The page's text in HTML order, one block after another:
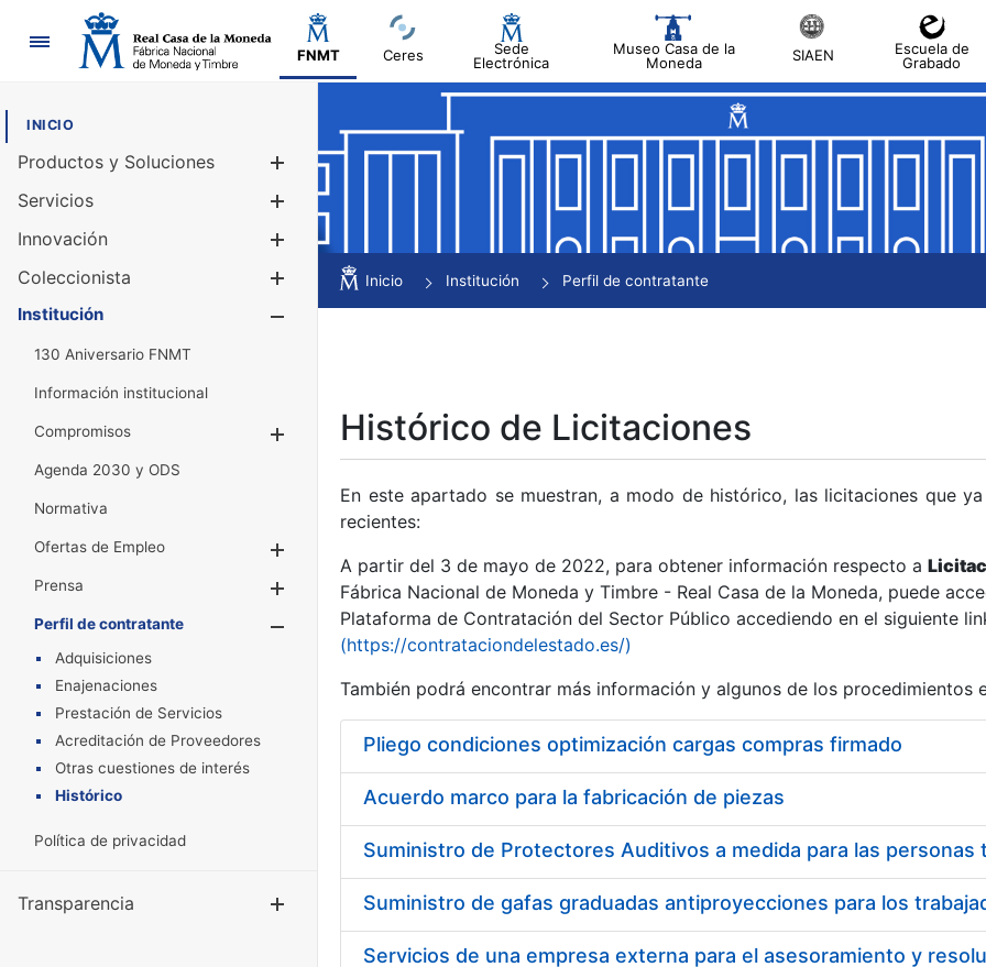
Navegación
FNMT Ceres
Sede
Electrónica
Museo Casa de la
Moneda
SIAEN
Escuela de
Grabado
INICIO
Productos y Soluciones
Mostrar/Ocultar
Servicios
Innovación
Coleccionista
Mostrar/Ocultar
Institución
130 Aniversario FNMT
Información institucional
Compromisos
Mostrar/Ocultar
Agenda 2030 y ODS
Normativa
Ofertas de Empleo
Prensa
Mostrar/Ocultar
Perfil de contratante
Mostrar/Ocultar
Adquisiciones
Enajenaciones
Prestación de Servicios
Acreditación de Proveedores
Otras cuestiones de interés
Histórico
Política de privacidad
Transparencia Mostrar/Ocultar
Inicio Institución Perfil de contratante
Histórico de Licitaciones
En este apartado se muestran, a modo de histórico, las licitaciones que
recientes:
A partir del 3 de mayo de 2022, para obtener información respecto a
Fábrica Nacional de Moneda y Timbre - Real Casa de la Moneda, puede
Plataforma de Contratación del Sector Público accediendo en el siguiente
(https://contrataciondelestado.es/)
También podrá encontrar más información y algunos de los procedimientos
Pliego condiciones optimización cargas compras firmado
Acuerdo marco para la fabricación de piezas